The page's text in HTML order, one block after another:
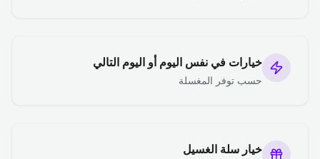
خيارات في نفس اليوم أو اليوم التالي
حسب توفر المغسلة
خيار سلة الغسيل